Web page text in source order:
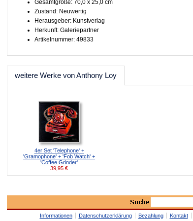
Gesamtgröße: 70,0 x 25,0 cm
Zustand: Neuwertig
Herausgeber: Kunstverlag
Herkunft: Galeriepartner
Artikelnummer: 49833
weitere Werke von Anthony Loy
4er Set 'Telephone' +
'Gramophone' + 'Fob Watch' +
'Coffee Grinder'
39,95 €
Informationen Datenschutzerklärung Bezahlung Kontakt